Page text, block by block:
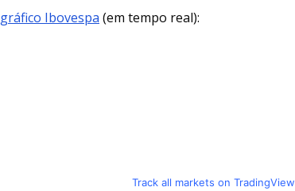
gráfico Ibovespa (em tempo real):
Track all markets on TradingView